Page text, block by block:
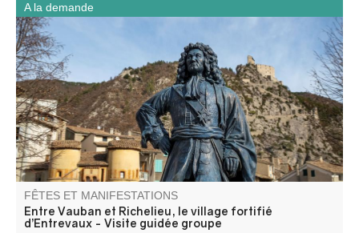
Déambulez dans le village d’Entrevaux à la découverte
d’une cité fortifiée médiévale.
FÊTES ET MANIFESTATIONS
Entre Vauban et Richelieu, le village fortifié
d’Entrevaux - Visite guidée groupe
A la demande